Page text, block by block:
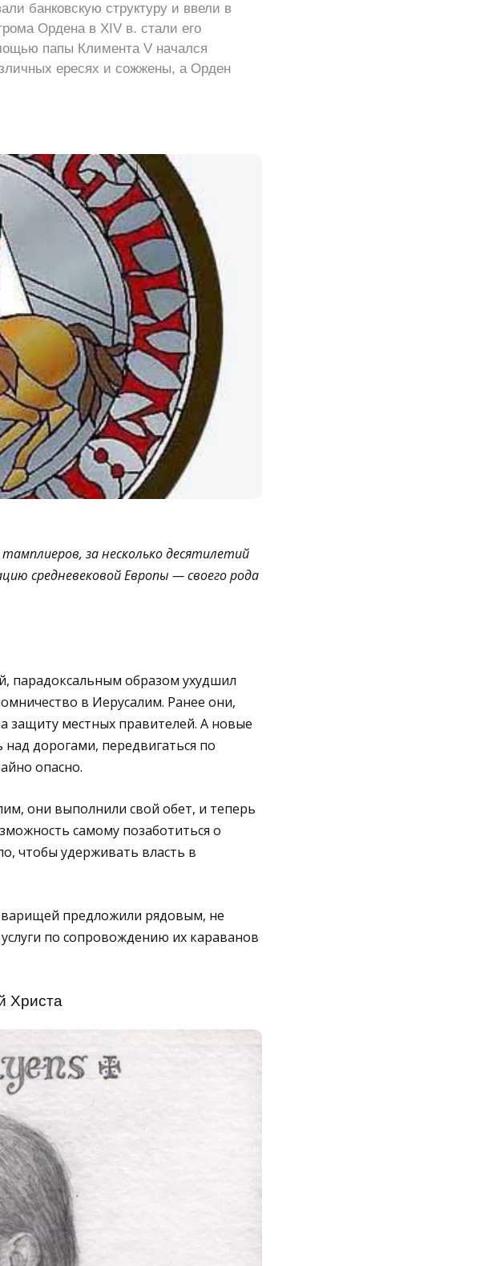
банковскую структуру и ввели в
Ордена в XIV в. стали его
папы Климента V начался
ересях и сожжены, а Орден
за несколько десятилетий
средневековой Европы — своего рода
парадоксальным образом ухудшил
в Иерусалим. Ранее они,
защиту местных правителей. А новые
дорогами, передвигаться по
опасно.
они выполнили свой обет, и теперь
самому позаботиться о
чтобы удерживать власть в
предложили рядовым, не
по сопровождению их караванов
Христа